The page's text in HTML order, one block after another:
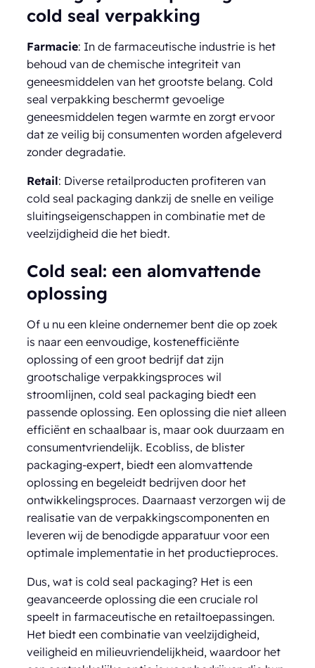
cold seal verpakking
Farmacie: In de farmaceutische industrie is het
behoud van de chemische integriteit van
geneesmiddelen van het grootste belang. Cold
seal verpakking beschermt gevoelige
geneesmiddelen tegen warmte en zorgt ervoor
dat ze veilig bij consumenten worden afgeleverd
zonder degradatie.
Retail: Diverse retailproducten profiteren van
cold seal packaging dankzij de snelle en veilige
sluitingseigenschappen in combinatie met de
veelzijdigheid die het biedt.
Cold seal: een alomvattende
oplossing
Of u nu een kleine ondernemer bent die op zoek
is naar een eenvoudige, kostenefficiënte
oplossing of een groot bedrijf dat zijn
grootschalige verpakkingsproces wil
stroomlijnen, cold seal packaging biedt een
passende oplossing. Een oplossing die niet alleen
efficiënt en schaalbaar is, maar ook duurzaam en
consumentvriendelijk. Ecobliss, de blister
packaging-expert, biedt een alomvattende
oplossing en begeleidt bedrijven door het
ontwikkelingsproces. Daarnaast verzorgen wij de
realisatie van de verpakkingscomponenten en
leveren wij de benodigde apparatuur voor een
optimale implementatie in het productieproces.
Dus, wat is cold seal packaging? Het is een
geavanceerde oplossing die een cruciale rol
speelt in farmaceutische en retailtoepassingen.
Het biedt een combinatie van veelzijdigheid,
veiligheid en milieuvriendelijkheid, waardoor het